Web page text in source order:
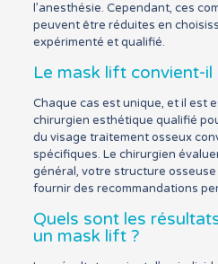
l’anesthésie. Cependant, ces
peuvent être réduites en
expérimenté et qualifié.
Le mask lift convient-
Chaque cas est unique, et il est
chirurgien esthétique qualifié
du visage traitement osseux
spécifiques. Le chirurgien
général, votre structure
fournir des recommandations
Quels sont les
un mask lift ?